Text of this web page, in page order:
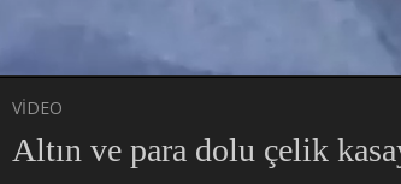
0%
0%
VİDEO
Altın ve para dolu çelik